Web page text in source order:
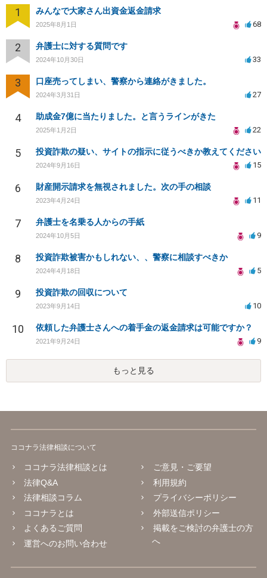
1 みんなで大家さん出資金返金請求
2025年8月1日 68
2 弁護士に対する質問です
2024年10月30日 33
3 口座売ってしまい、警察から連絡がきました。
2024年3月31日 27
4 助成金7億に当たりました。と言うラインがきた
2025年1月2日 22
5 投資詐欺の疑い、サイトの指示に従うべきか教えてください
2024年9月16日 15
6 財産開示請求を無視されました。次の手の相談
2023年4月24日 11
7 弁護士を名乗る人からの手紙
2024年10月5日 9
8 投資詐欺被害かもしれない、、警察に相談すべきか
2024年4月18日 5
9 投資詐欺の回収について
2023年9月14日 10
10 依頼した弁護士さんへの着手金の返金請求は可能ですか？
2021年9月24日 9
もっと見る
ココナラ法律相談について
ココナラ法律相談とは
法律Q&A
法律相談コラム
ココナラとは
よくあるご質問
運営へのお問い合わせ
ご意見・ご要望
利用規約
プライバシーポリシー
外部送信ポリシー
掲載をご検討の弁護士の方
へ